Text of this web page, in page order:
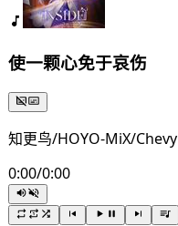
使一颗心免于哀伤
知更鸟/HOYO-MiX/Chevy
0:00/0:00